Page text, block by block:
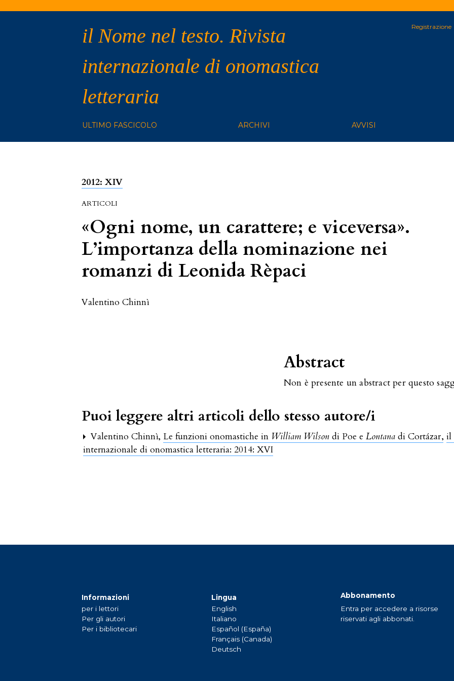
il Nome nel testo. Rivista
internazionale di onomastica
letteraria
Registrazione
ULTIMO FASCICOLO ARCHIVI AVVISI
2012: XIV
ARTICOLI
«Ogni nome, un carattere; e viceversa».
L’importanza della nominazione nei
romanzi di Leonida Rèpaci
Valentino Chinnì
Abstract
Non è presente un abstract per questo
Puoi leggere altri articoli dello stesso autore/i
Valentino Chinnì,Le funzioni onomastiche in William Wilson di Poe eLontana di Cortázar,il
internazionale di onomastica letteraria: 2014: XVI
Informazioni
per i lettori
Per gli autori
Per i bibliotecari
Lingua
English
Italiano
Español (España)
Français (Canada)
Deutsch
Abbonamento
Entra per accedere a risorse
riservati agli abbonati.